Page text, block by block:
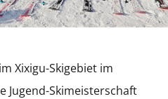
Xixigu-Skigebiet im
Jugend-Skimeisterschaft